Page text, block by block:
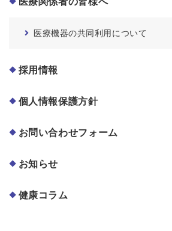
医療機器の共同利用について
採用情報
個人情報保護方針
お問い合わせフォーム
お知らせ
健康コラム